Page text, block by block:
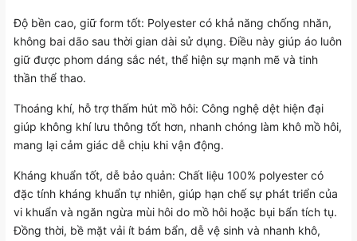
Độ bền cao, giữ form tốt: Polyester có khả năng chống nhăn,
không bai dão sau thời gian dài sử dụng. Điều này giúp áo luôn
giữ được phom dáng sắc nét, thể hiện sự mạnh mẽ và tinh
thần thể thao.
Thoáng khí, hỗ trợ thấm hút mồ hôi: Công nghệ dệt hiện đại
giúp không khí lưu thông tốt hơn, nhanh chóng làm khô mồ hôi,
mang lại cảm giác dễ chịu khi vận động.
Kháng khuẩn tốt, dễ bảo quản: Chất liệu 100% polyester có
đặc tính kháng khuẩn tự nhiên, giúp hạn chế sự phát triển của
vi khuẩn và ngăn ngừa mùi hôi do mồ hôi hoặc bụi bẩn tích tụ.
Đồng thời, bề mặt vải ít bám bẩn, dễ vệ sinh và nhanh khô,